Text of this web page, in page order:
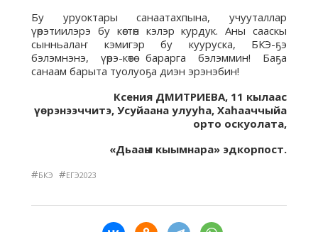
Бу уруоктары санаатахпына, учууталлар
үөрэтиилэрэ бу көстөн кэлэр курдук. Аны сааскы
сынньалаҥ кэмигэр бу кууруска, БКЭ-ҕэ
бэлэмнэнэ, үөрэ-көтө барарга бэлэммин! Баҕа
санаам барыта туолуоҕа диэн эрэнэбин!
Ксения ДМИТРИЕВА, 11 кылаас
үөрэнээччитэ, Усуйаана улууһа, Хаһааччыйа
орто оскуолата,
«Дьааҥы кыымнара» эдкорпост.
#БКЭ #ЕГЭ2023